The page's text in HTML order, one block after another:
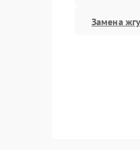
Замена